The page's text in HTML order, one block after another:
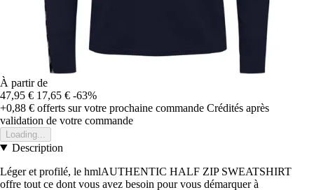
À partir de
47,95 € 17,65 € -63%
+0,88 € offerts sur votre prochaine commande Crédités après
validation de votre commande
Loading...
Description
Léger et profilé, le hmlAUTHENTIC HALF ZIP SWEATSHIRT
offre tout ce dont vous avez besoin pour vous démarquer à